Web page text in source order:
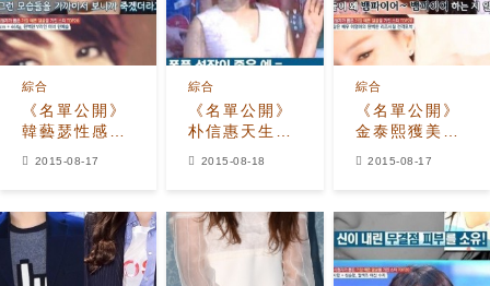
《名單公開》
韓藝瑟性感眼
綜合
2015-08-17
《名單公開》
朴信惠天生麗
綜合
2015-08-18
《名單公開》
金泰熙獲美貌
綜合
2015-08-17